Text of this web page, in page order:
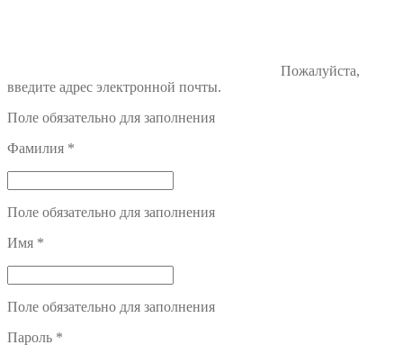
Пожалуйста,
введите адрес электронной почты.
Поле обязательно для заполнения
Фамилия *
Поле обязательно для заполнения
Имя *
Поле обязательно для заполнения
Пароль *